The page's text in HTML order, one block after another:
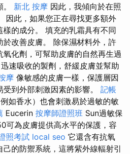
新北 按摩 因此，我傾向於在照
因此，如果您正在尋找更多額外
的成分。 填充的乳霜具有不同
於改善皮膚。 除保濕材料外，許
化劑，可幫助皮膚的自然再生過
速吸收的製劑，舒緩皮膚並幫助
摩 像敏感的皮膚一樣，保護層因
到外部刺激因素的影響。 記帳
如香水）也會刺激易於過敏的敏
Eucerin 按摩師證照班 Sun過敏保
可為皮膚提供高水平的保護，容
照考試 local seo 它還含有抗氧
的防禦系統，這將紫外線輻射引